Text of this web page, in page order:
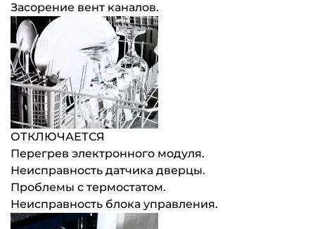
Засорение вент каналов.
ОТКЛЮЧАЕТСЯ
Перегрев электронного модуля.
Неисправность датчика дверцы.
Проблемы с термостатом.
Неисправность блока управления.